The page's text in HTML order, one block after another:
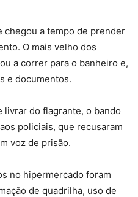
chegou a tempo de prender
O mais velho dos
a correr para o banheiro e,
e documentos.
livrar do flagrante, o bando
policiais, que recusaram
voz de prisão.
no hipermercado foram
de quadrilha, uso de